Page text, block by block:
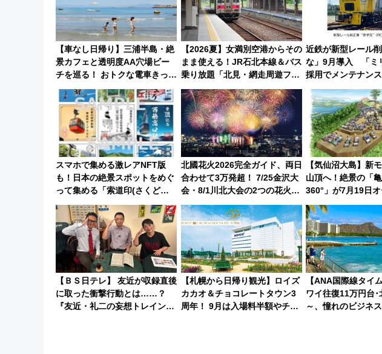
【車なし日帰り】三浦半島・絶
景カフェと透明度AA穴場ビー
チを巡る！ おトクな電車きっぷ
活用してストレスフリー旅へ行
こう！
【2026夏】女満別空港からその
まま使える！JR石北本線＆バス
乗り放題「北見・網走周遊フリ
ーパス」でおトクに道東観光
（8/3発売）
近鉄が新型レール
な」9月導入 「ミ
採用でメンテナン
化！安全性や乗り
貢献するだけでな
活躍するための仕
スマホで集める激レアNFT版
も！日本の絶景スポットをめぐ
って集める「索道印(さくどう
いん)」企画がスタート
北國花火2026完全ガイド、両日
合わせて3万発超！ 7/25金沢大
会・8/1川北大会の2つの花火大
会の日程・アクセス・観覧席ま
とめ（石川県）
【気仙沼大島】新
山頂へ！絶景の「
360°」が7月19日
暇村のお得な日帰
場
【ＢＳ日テレ】 友近が収録直後
に取った衝撃行動とは……？
『友近・礼二の妄想トレイン』
【札幌から日帰り観光】ロイズ
カカオ＆チョコレートタウン3
周年！ 9月は入場料半額やチョ
【ANA国際線タイ
ワイ往復11万円台･
～、憧れのビジネ